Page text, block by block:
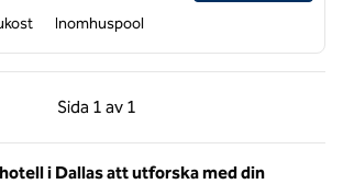
Inomhuspool
Sida 1 av 1
Föregående sida, 1 av 1
Sida 1 av 1
i Dallas att utforska med din